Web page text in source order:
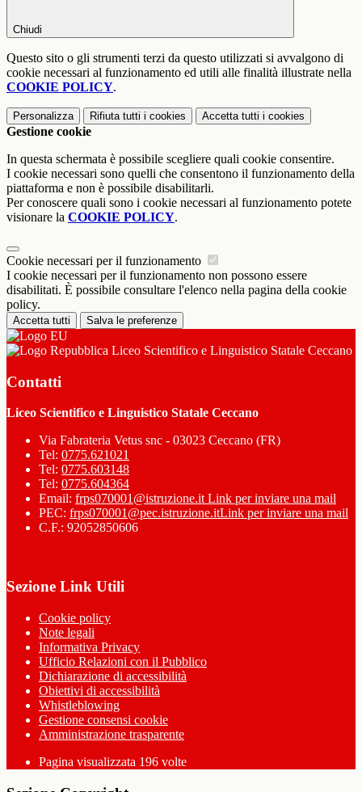
Chiudi
Questo sito o gli strumenti terzi da questo utilizzati si avvalgono di
cookie necessari al funzionamento ed utili alle finalità illustrate nella
COOKIE POLICY.
Personalizza Rifiuta tutti i cookies Accetta tutti i cookies
Gestione cookie
In questa schermata è possibile scegliere quali cookie consentire.
I cookie necessari sono quelli che consentono il funzionamento della
piattaforma e non è possibile disabilitarli.
Per conoscere quali sono i cookie necessari al funzionamento potete
visionare la COOKIE POLICY.
Cookie necessari per il funzionamento
I cookie necessari per il funzionamento non possono essere
disabilitati. È possibile consultare l'elenco nella pagina della cookie
policy.
Accetta tutti Salva le preferenze
Liceo Scientifico e Linguistico Statale Ceccano
Contatti
Liceo Scientifico e Linguistico Statale Ceccano
Via Fabrateria Vetus snc - 03023 Ceccano (FR)
Tel: 0775.621021
Tel: 0775.603148
Tel: 0775.604364
Email: frps070001@istruzione.it Link per inviare una mail
PEC: frps070001@pec.istruzione.itLink per inviare una mail
C.F.: 92052850606
Sezione Link Utili
Cookie policy
Note legali
Informativa Privacy
Ufficio Relazioni con il Pubblico
Dichiarazione di accessibilità
Obiettivi di accessibilità
Whistleblowing
Gestione consensi cookie
Amministrazione trasparente
Pagina visualizzata 196 volte